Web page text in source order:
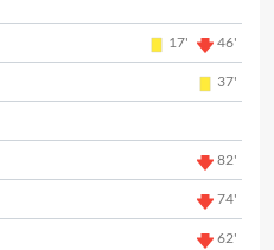
17' 46'
37'
82'
74'
62'